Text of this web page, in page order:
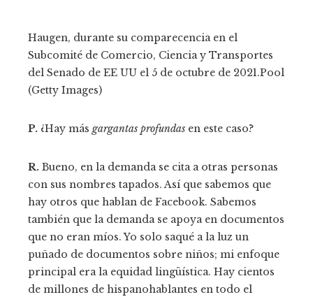
Haugen, durante su comparecencia en el
Subcomité de Comercio, Ciencia y Transportes
del Senado de EE UU el 5 de octubre de 2021.Pool
(Getty Images)
P. ¿Hay más gargantas profundas en este caso?
R. Bueno, en la demanda se cita a otras personas
con sus nombres tapados. Así que sabemos que
hay otros que hablan de Facebook. Sabemos
también que la demanda se apoya en documentos
que no eran míos. Yo solo saqué a la luz un
puñado de documentos sobre niños; mi enfoque
principal era la equidad lingüística. Hay cientos
de millones de hispanohablantes en todo el